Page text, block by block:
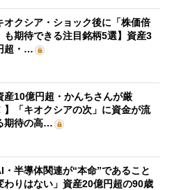
オクシア・ショック後に「株価倍
も期待できる注目銘柄5選】資産3
超・…
産10億円超・かんちさんが厳
】「キオクシアの次」に資金が流
期待の高…
・半導体関連が“本命”であること
わりはない」資産20億円超の90歳